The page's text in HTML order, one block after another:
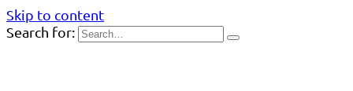
Skip to content
Search for: